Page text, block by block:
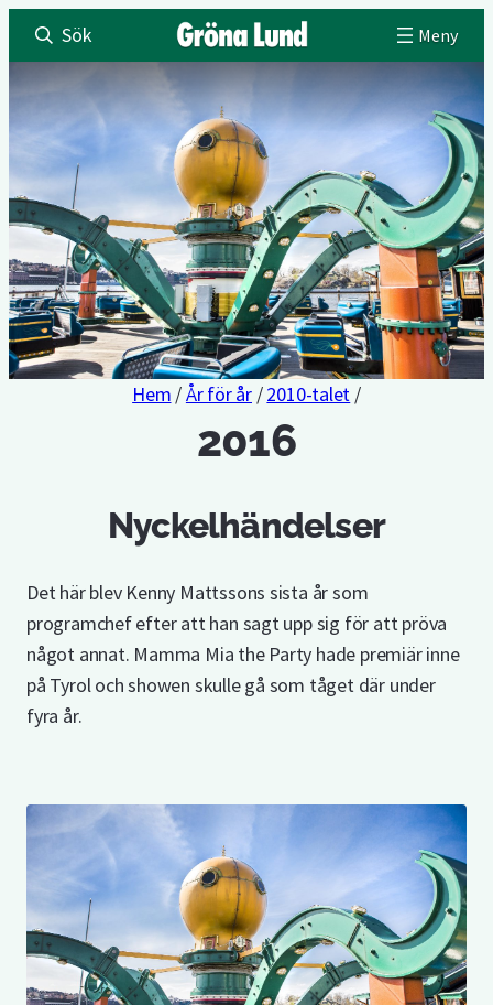
Sök
Hem /År för år /2010-talet /
2016
Nyckelhändelser
Det här blev Kenny Mattssons sista år som
programchef efter att han sagt upp sig för att pröva
något annat. Mamma Mia the Party hade premiär inne
på Tyrol och showen skulle gå som tåget där under
fyra år.